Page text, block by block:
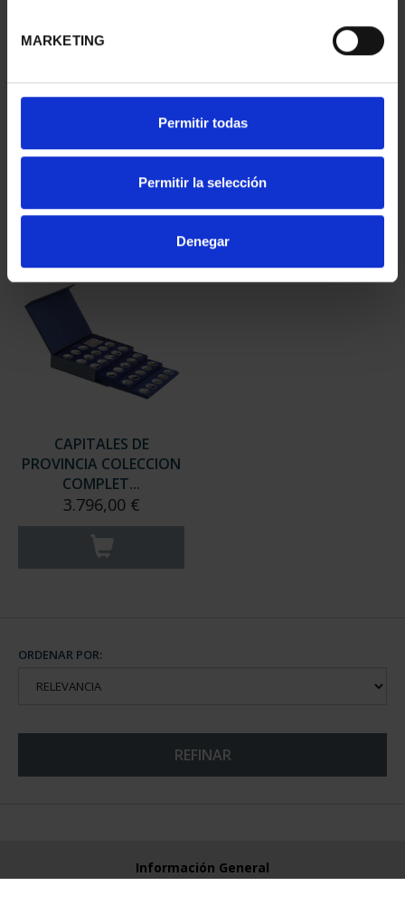
MARKETING
Permitir todas
Permitir la selección
Denegar
PROVINCIA 3
registrados
PROVINCIA 4
registrados
CAPITALES DE
PROVINCIA COLECCION
COMPLET...
3.796,00 €
ORDENAR POR:
REFINAR
Información General